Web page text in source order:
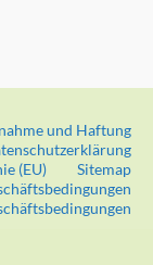
und Haftung
(EU)
Sitemap